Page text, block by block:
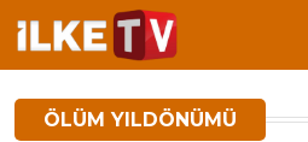
ÖLÜM YILDÖNÜMÜ